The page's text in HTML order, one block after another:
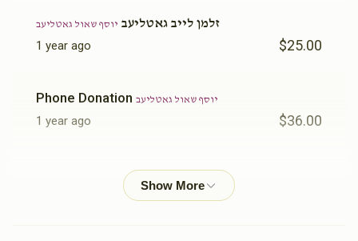
זלמן לייב גאטליעב יוסף שאול גאטליעב
1 year ago $25.00
Phone Donation יוסף שאול גאטליעב
1 year ago $36.00
ר' יושע געלב